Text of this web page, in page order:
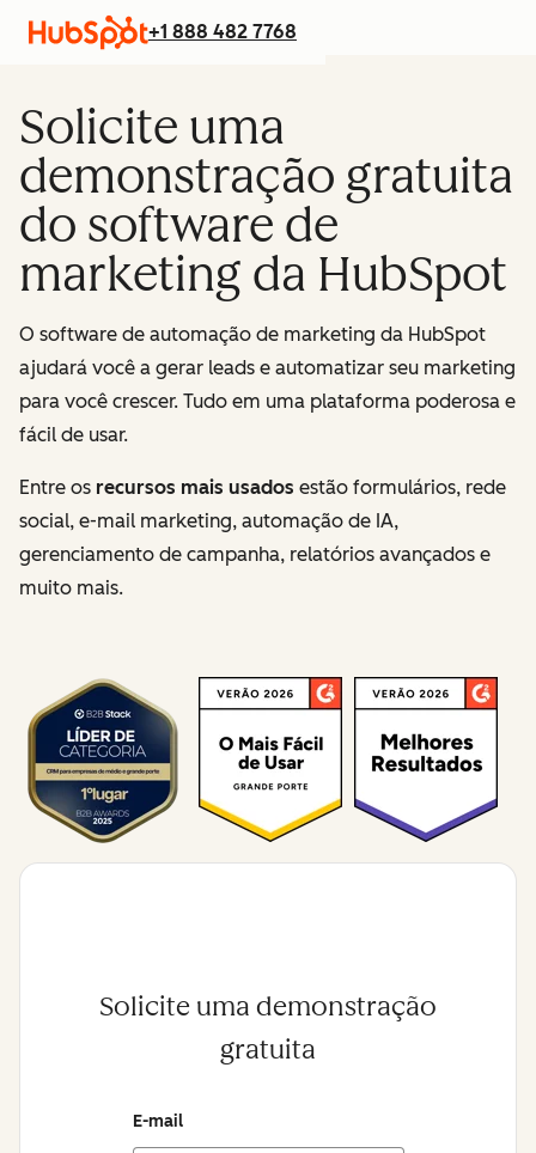
+1 888 482 7768
Solicite uma
demonstração gratuita
do software de
marketing da HubSpot
O software de automação de marketing da HubSpot
ajudará você a gerar leads e automatizar seu marketing
para você crescer. Tudo em uma plataforma poderosa e
fácil de usar.
Entre os recursos mais usados estão formulários, rede
social, e-mail marketing, automação de IA,
gerenciamento de campanha, relatórios avançados e
muito mais.
Solicite uma demonstração
gratuita
E-mail